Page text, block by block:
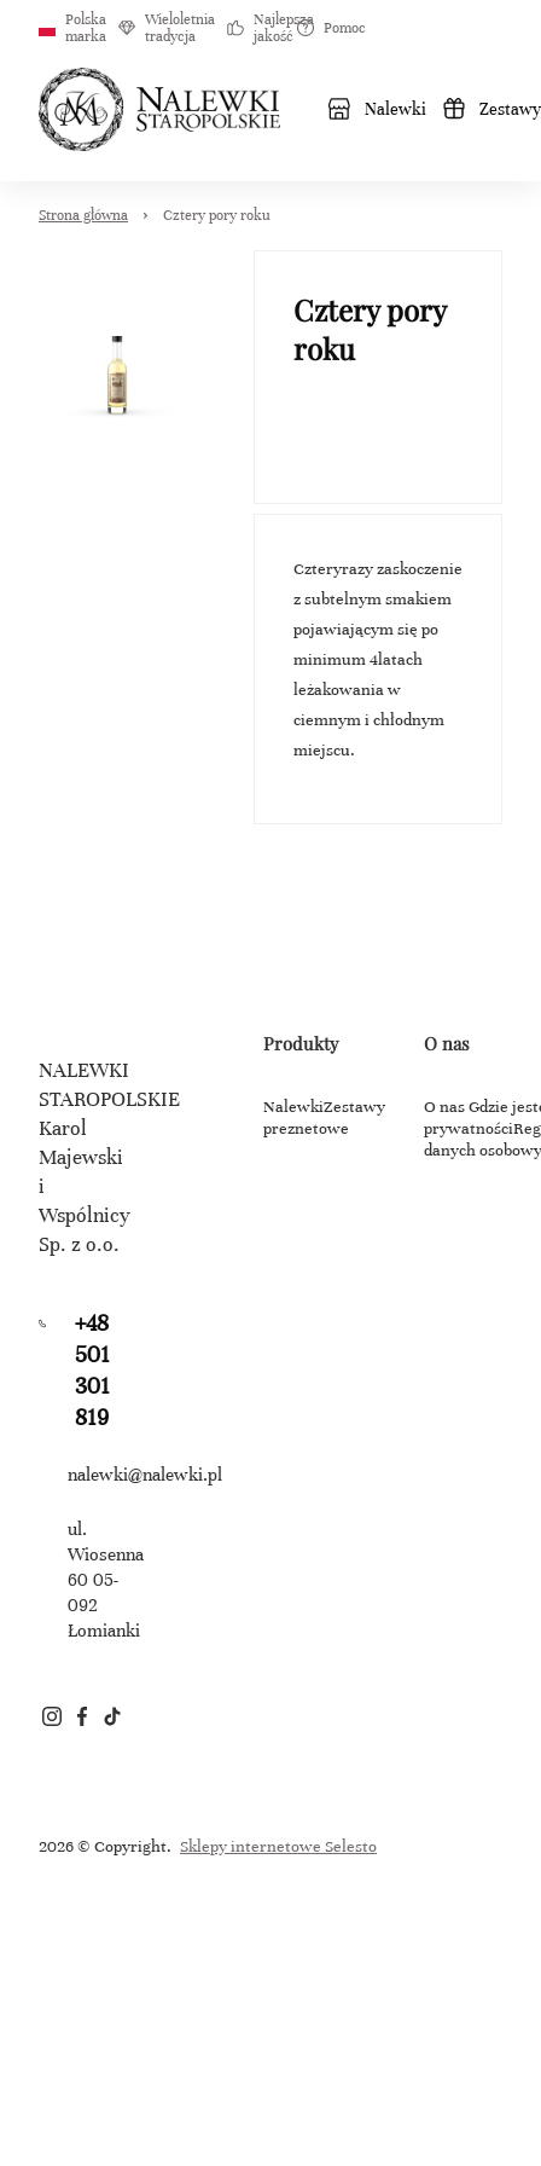
Polska
marka
Wieloletnia
tradycja
Najlepsza
jakość
Pomoc
Nalewki
Strona główna Cztery pory roku
Cztery pory
roku
Czteryrazy zaskoczenie
z subtelnym smakiem
pojawiającym się po
minimum 4latach
leżakowania w
ciemnym i chłodnym
miejscu.
NALEWKI
STAROPOLSKIE
Karol
Majewski
i
Wspólnicy
Sp. z o.o.
+48
501
301
819
nalewki@nalewki.pl
ul.
Wiosenna
60 05-
092
Łomianki
Produkty
NalewkiZestawy
preznetowe
O nas
O nasGdzie
prywatności
danych
2026 © Copyright. Sklepy internetowe Selesto